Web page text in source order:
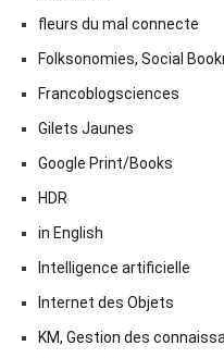
fleurs du mal connecte
Folksonomies, Social
Francoblogsciences
Gilets Jaunes
Google Print/Books
HDR
in English
Intelligence artificielle
Internet des Objets
KM, Gestion des